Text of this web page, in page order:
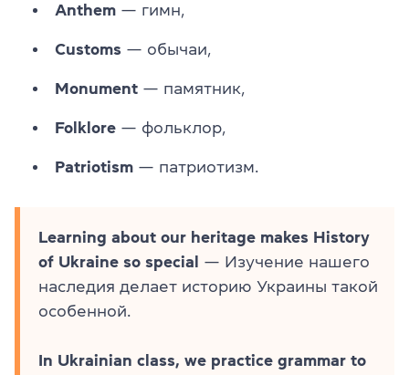
Anthem — гимн,
Customs — обычаи,
Monument — памятник,
Folklore — фольклор,
Patriotism — патриотизм.
Learning about our heritage makes History
of Ukraine so special
— Изучение нашего
наследия делает историю Украины такой
особенной.
In Ukrainian class, we practice grammar to